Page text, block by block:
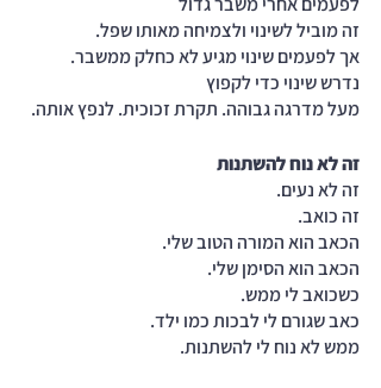
זה מוביל לשינוי ולצמיחה מאותו שפל.
אך לפעמים שינוי מגיע לא כחלק ממשבר.
נדרש שינוי כדי לקפוץ
מעל מדרגה גבוהה. תקרת זכוכית. לנפץ אותה.
זה לא נוח להשתנות
זה לא נעים.
זה כואב.
הכאב הוא המורה הטוב שלי.
הכאב הוא הסימן שלי.
כשכואב לי ממש.
כאב שגורם לי לבכות כמו ילד.
ממש לא נוח לי להשתנות.